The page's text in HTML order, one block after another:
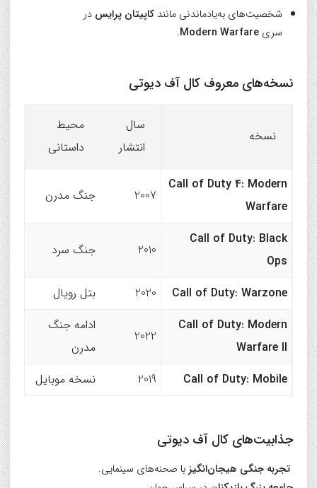
شخصیت‌های به‌یادماندنی مانند کاپیتان پرایس در
سری Modern Warfare
.
نسخه‌های معروف کال آف دیوتی
نسخه
سال
انتشار
محیط
داستانی
Call of Duty 4: Modern
Warfare
2007 جنگ مدرن
Call of Duty: Black
Ops
2010 جنگ سرد
Call of Duty: Warzone
2020
بتل رویال
Call of Duty: Modern
Warfare II
2022
ادامه جنگ
مدرن
Call of Duty: Mobile
2019 نسخه موبایل
جذابیت‌های کال آف دیوتی
تجربه جنگی هیجان‌انگیزبا صحنه‌های سینمایی.